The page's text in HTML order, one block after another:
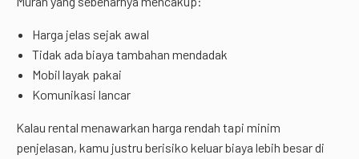
Harga jelas sejak awal
Tidak ada biaya tambahan mendadak
Mobil layak pakai
Komunikasi lancar
Kalau rental menawarkan harga rendah tapi minim
penjelasan, kamu justru berisiko keluar biaya lebih besar di